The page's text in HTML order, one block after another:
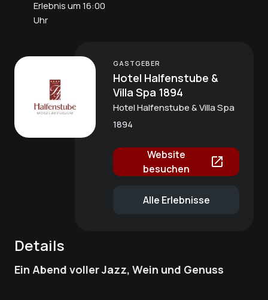
Erlebnis um 16:00
Uhr
GASTGEBER
Hotel Halfenstube &
Villa Spa 1894
Hotel Halfenstube & Villa Spa
1894
Website
besuchen
Alle Erlebnisse
Details
Ein Abend voller Jazz, Wein und Genuss